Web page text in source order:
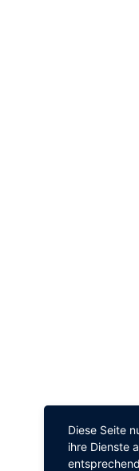
Diese Seite
ihre Dienste